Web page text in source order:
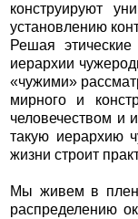
конструируют
установлению
Решая
иерархии
«чужими»
мирного и
человечеством и
такую иерархию
жизни строит
Мы живем в
распределению